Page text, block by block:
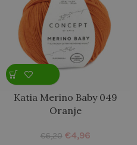
Katia Merino Baby 049
Oranje
€6,20 €4,96